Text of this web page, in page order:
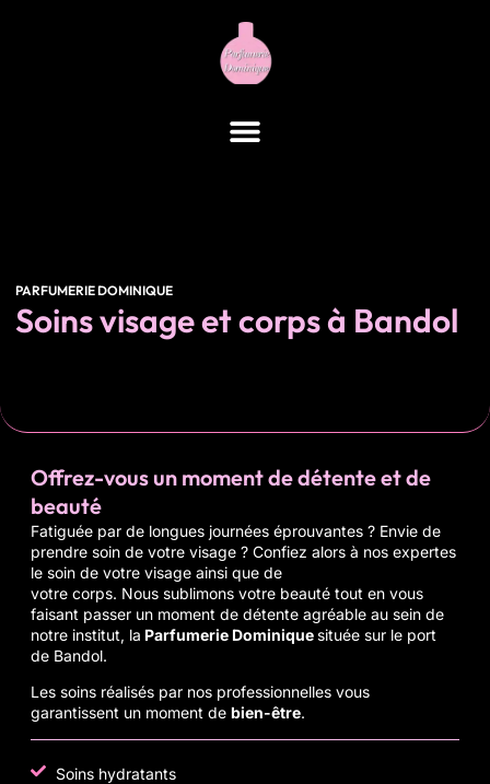
PARFUMERIE DOMINIQUE
Soins visage et corps à Bandol
Offrez-vous un moment de détente et de
beauté
Fatiguée par de longues journées éprouvantes ? Envie de
prendre soin de votre visage ? Confiez alors à nos expertes
le soin de votre visage ainsi que de
votre corps. Nous sublimons votre beauté tout en vous
faisant passer un moment de détente agréable au sein de
notre institut, la Parfumerie Dominique située sur le port
de Bandol.
Les soins réalisés par nos professionnelles vous
garantissent un moment de bien-être.
Soins hydratants